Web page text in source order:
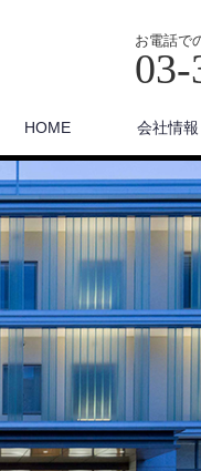
お電話で
03-
HOME 会社情報